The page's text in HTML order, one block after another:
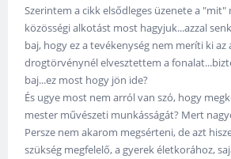
Szerintem a cikk elsődleges üzenete a "mit"
közösségi alkotást most hagyjuk...azzal
baj, hogy ez a tevékenység nem meríti ki
drogtörvénynél elvesztettem a
baj...ez most hogy jön ide?
És ugye most nem arról van szó, hogy
mester művészeti munkásságát? Mert
Persze nem akarom megsérteni, de azt
szükség megfelelő, a gyerek életkorához,